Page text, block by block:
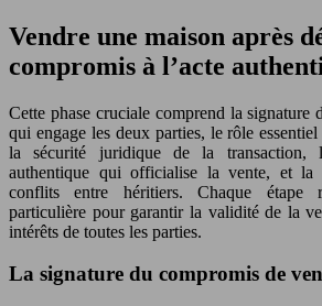
Vendre une maison après
compromis à l’acte
Cette phase cruciale comprend la signature
qui engage les deux parties, le rôle
la sécurité juridique de la transaction,
authentique qui officialise la vente, et la
conflits entre héritiers. Chaque étape
particulière pour garantir la validité de la
intérêts de toutes les parties.
La signature du compromis de